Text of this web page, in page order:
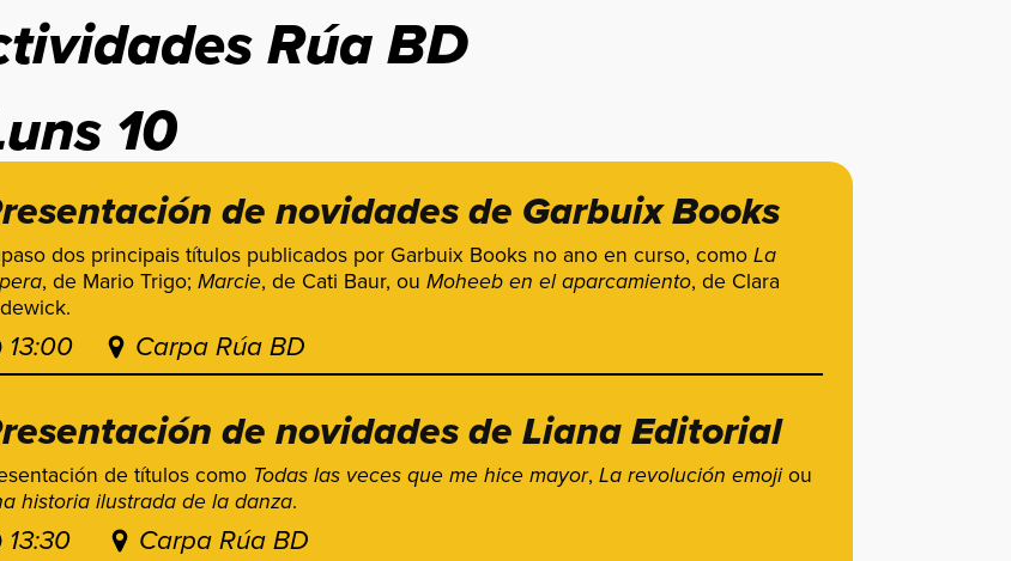
Rúa BD
10
de novidades de Garbuix Books
dos principais títulos publicados por Garbuix Books no ano en curso, como La
, de Mario Trigo; Marcie, de Cati Baur, ou Moheeb en el aparcamiento, de Clara
13:00 Carpa Rúa BD
de novidades de Liana Editorial
de títulos como Todas las veces que me hice mayor, La revolución emojiou
historia ilustrada de la danza.
13:30 Carpa Rúa BD